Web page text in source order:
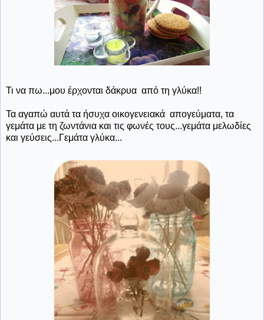
Τι να πω...μου έρχονται δάκρυα από τη γλύκα!!
Τα αγαπώ αυτά τα ήσυχα οικογενειακά απογεύματα, τα
γεμάτα με τη ζωντάνια και τις φωνές τους...γεμάτα μελωδίες
και γεύσεις...Γεμάτα γλύκα...